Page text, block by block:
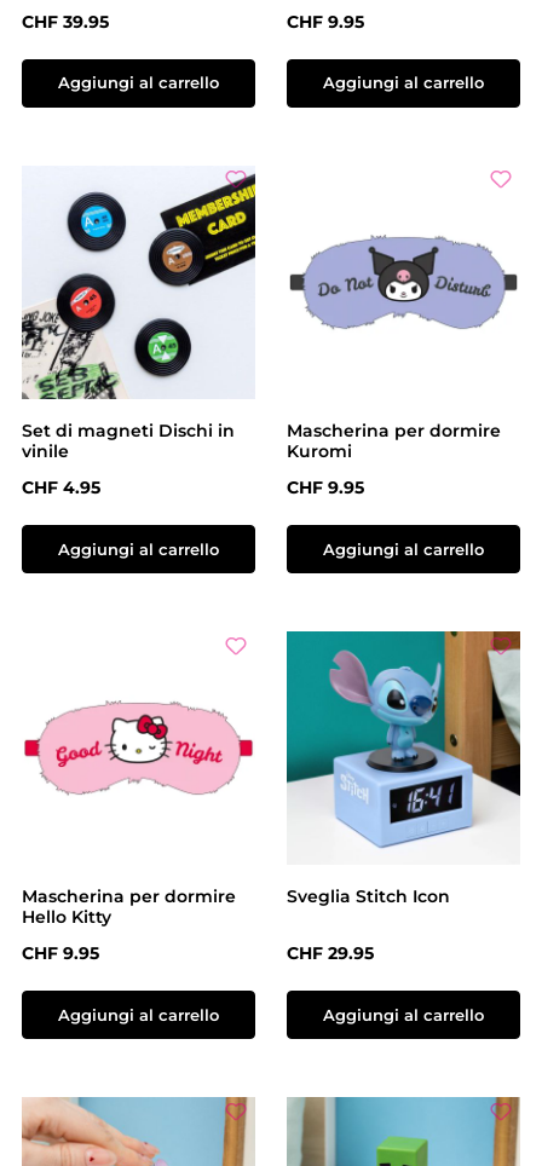
Prezzo normale:
CHF 39.95
Aggiungi al carrello
Prezzo normale:
CHF 9.95
Aggiungi al carrello
Set di magneti Dischi in
vinile
Prezzo normale:
CHF 4.95
Aggiungi al carrello
Mascherina per dormire
Kuromi
Prezzo normale:
CHF 9.95
Aggiungi al carrello
Mascherina per dormire
Hello Kitty
Prezzo normale:
CHF 9.95
Aggiungi al carrello
Sveglia Stitch Icon
Prezzo normale:
CHF 29.95
Aggiungi al carrello